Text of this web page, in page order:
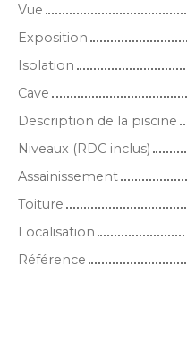
Vue
Exposition
Isolation
Cave
Description de la piscine
Niveaux (RDC inclus)
Assainissement
Toiture
Localisation
Référence